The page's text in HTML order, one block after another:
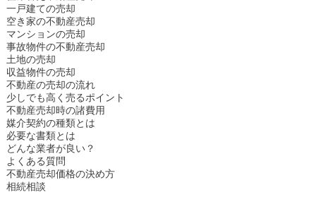
一戸建ての売却
空き家の不動産売却
マンションの売却
事故物件の不動産売却
土地の売却
収益物件の売却
不動産の売却の流れ
少しでも高く売るポイント
不動産売却時の諸費用
媒介契約の種類とは
必要な書類とは
どんな業者が良い？
よくある質問
不動産売却価格の決め方
相続相談